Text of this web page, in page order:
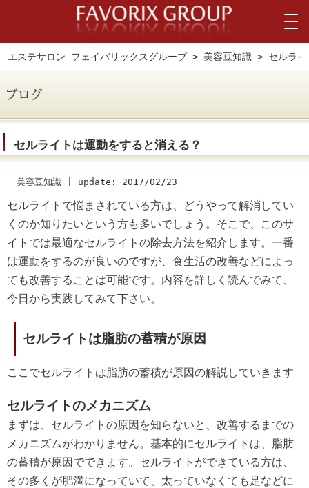
エステサロン フェイバリックスグループ> 美容豆知識 > セルライ
セルライトは運動をすると消える？
美容豆知識 update: 2017/02/23
セルライトで悩まされている方は、どうやって解消してい
くのか知りたいという方も多いでしょう。そこで、このサ
イトでは最適なセルライトの除去方法を紹介します。一番
は運動をするのが良いのですが、食生活の改善などによっ
ても改善することは可能です。内容を詳しく読んでみて、
今日から実践してみて下さい。
セルライトは脂肪の蓄積が原因
ここでセルライトは脂肪の蓄積が原因の解説していきます
セルライトのメカニズム
まずは、セルライトの原因を知らないと、改善するまでの
メカニズムがわかりません。基本的にセルライトは、脂肪
の蓄積が原因でできます。セルライトができている方は、
その多くが肥満になっていて、太っていなくても足などに